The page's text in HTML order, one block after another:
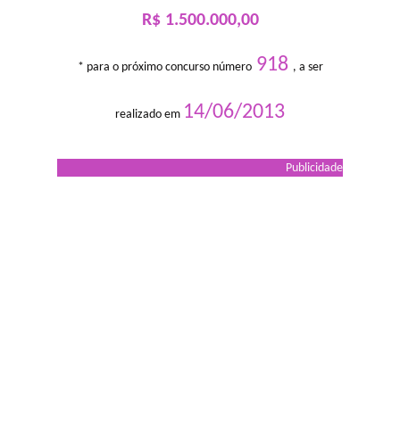
R$ 1.500.000,00
* para o próximo concurso número918 , a ser
realizado em 14/06/2013
Publicidade